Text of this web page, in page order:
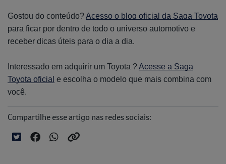
Gostou do conteúdo?Acesso o blog oficial da Saga Toyota
para ficar por dentro de todo o universo automotivo e
receber dicas úteis para o dia a dia.
Interessado em adquirir um Toyota ?Acesse a Saga
Toyota oficial e escolha o modelo que mais combina com
você.
Compartilhe esse artigo nas redes sociais: